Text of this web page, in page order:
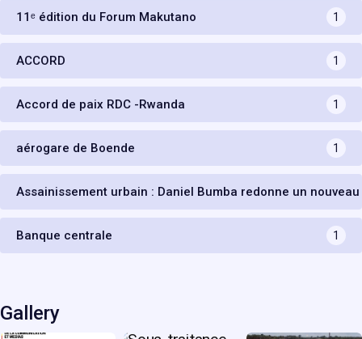
11ᵉ édition du Forum Makutano 1
ACCORD 1
Accord de paix RDC -Rwanda 1
aérogare de Boende 1
Assainissement urbain : Daniel Bumba redonne un
Banque centrale 1
Gallery